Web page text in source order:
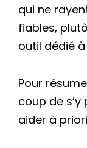
qui ne
fiables,
outil dédié
Pour
coup de
aider à